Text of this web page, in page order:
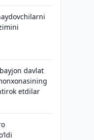
davlat
etdilar